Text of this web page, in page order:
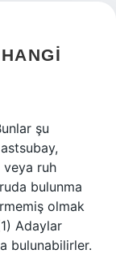
şu
veya ruh
bulunma
olmak
Adaylar
bulunabilirler.